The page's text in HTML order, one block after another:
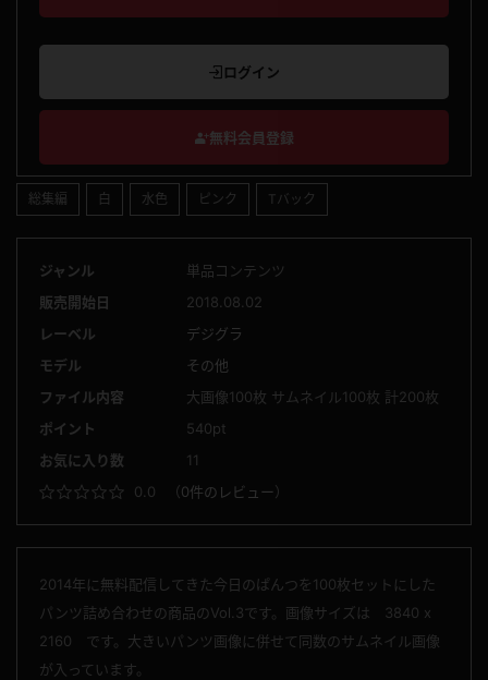
総集編 白 水色 ピンク Tバック
ジャンル
単品コンテンツ
販売開始日
2018.08.02
レーベル
デジグラ
モデル
その他
ファイル内容
大画像100枚 サムネイル100枚 計200枚
ポイント
540pt
お気に入り数
11
0.0
（0件のレビュー）
2014年に無料配信してきた今日のぱんつを100枚セットにした
パンツ詰め合わせの商品のVol.3です。画像サイズは 3840 x
2160 です。大きいパンツ画像に併せて同数のサムネイル画像
が入っています。
ログイン
無料会員登録